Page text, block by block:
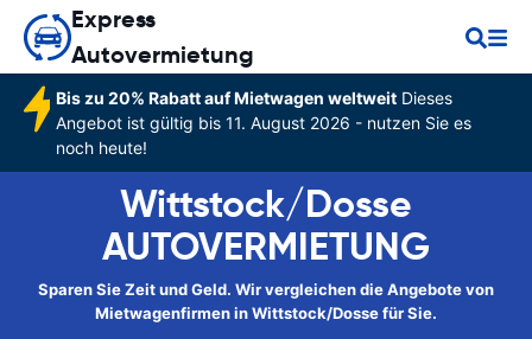
Express
Autovermietung
Bis zu 20% Rabatt auf Mietwagen weltweitDieses
Angebot ist gültig bis 11. August 2026 - nutzen Sie es
noch heute!
Wittstock/Dosse
AUTOVERMIETUNG
Sparen Sie Zeit und Geld. Wir vergleichen die Angebote von
Mietwagenfirmen in Wittstock/Dosse für Sie.